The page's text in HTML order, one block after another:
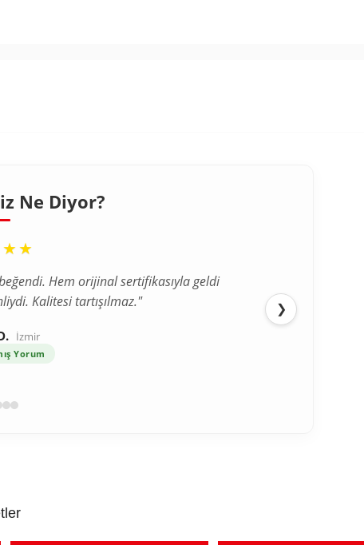
Ne Diyor?
Hem orijinal sertifikasıyla geldi
Kalitesi tartışılmaz."
İzmir
Yorum
vardı ama ürün beklediğimden
püskül detayı harika."
Bursa
Yorum
❯